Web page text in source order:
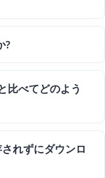
?
比べてどのよう
れずにダウンロ